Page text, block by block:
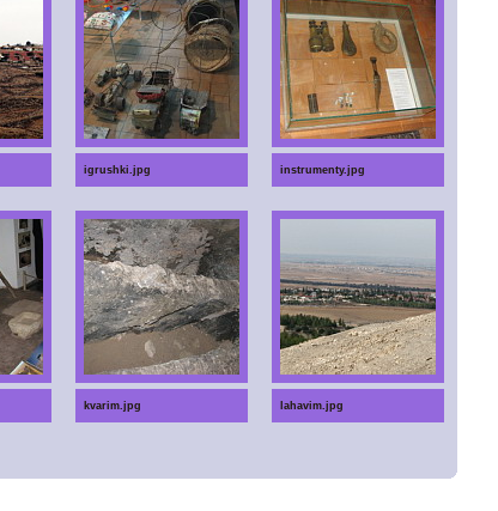
igrushki.jpg instrumenty.jpg
kvarim.jpg lahavim.jpg